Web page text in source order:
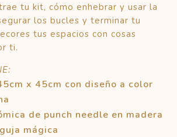
tu kit, cómo enhebrar y usar la
los bucles y terminar tu
tus espacios con cosas
ti.
x 45cm con diseño a color
de punch needle en madera
mágica